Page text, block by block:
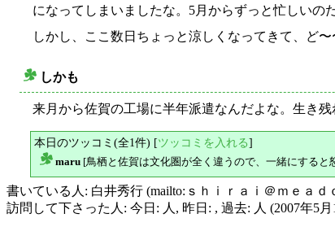
になってしまいましたな。5月からずっと忙しいの
しかし、ここ数日ちょっと涼しくなってきて、ど
しかも
来月から佐賀の工場に半年派遣なんだよな。生き残
本日のツッコミ(全1件) [ツッコミを入れる]
maru [鳥栖と佐賀は文化圏が全く違うので、一緒にする
書いている人: 白井秀行 (mailto:ｓｈｉｒａｉ＠ｍｅａｄ
訪問して下さった人: 今日: 人, 昨日: , 過去: 人 (2007年5